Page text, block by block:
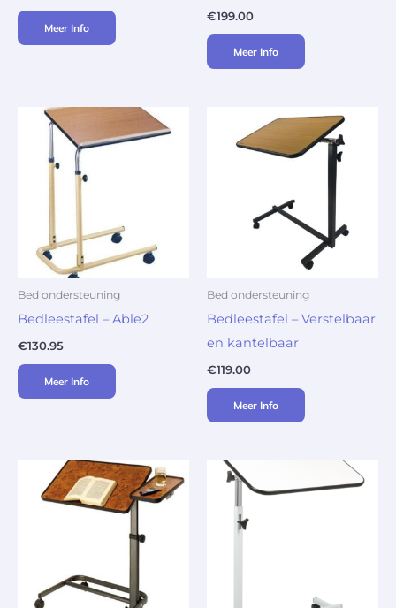
Meer Info
€199.00
Meer Info
Bed ondersteuning
Bedleestafel – Able2
€130.95
Meer Info
Bed ondersteuning
Bedleestafel – Verstelbaar
en kantelbaar
€119.00
Meer Info